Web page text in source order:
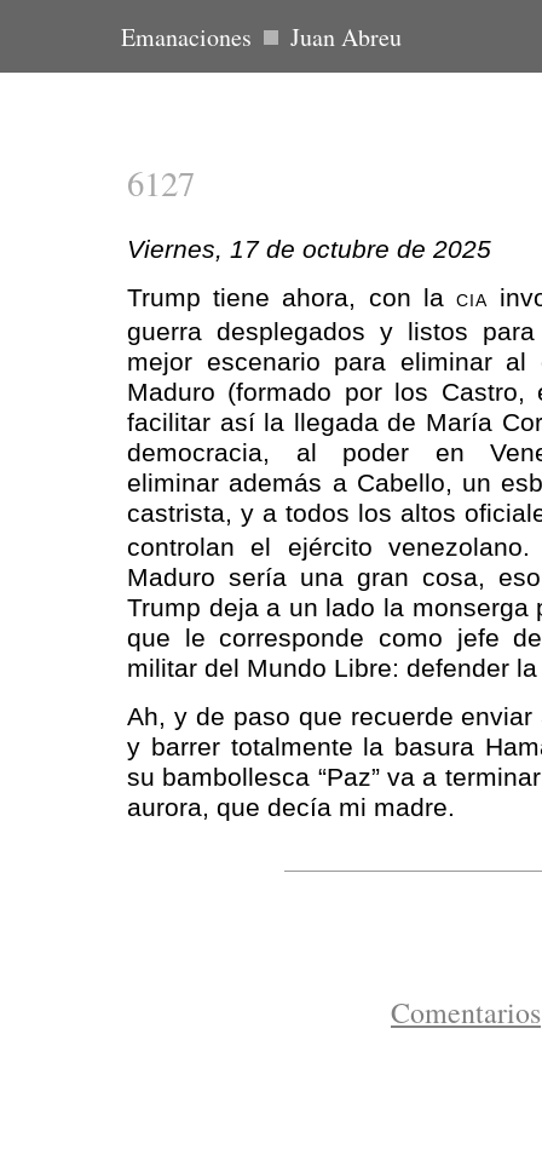
Emanaciones Juan Abreu
6127
Viernes, 17 de octubre de 2025
Trump tiene ahora, con laCIA
guerra desplegados y listos
mejor escenario para eliminar al
Maduro (formado por los
facilitar así la llegada de María
democracia, al poder en
eliminar además a Cabello, un
castrista, y a todos los altos
controlan el ejército
Maduro sería una gran cosa,
Trump deja a un lado la monserga
que le corresponde como jefe
militar del Mundo Libre: defender
Ah, y de paso que recuerde
y barrer totalmente la basura
su bambollesca “Paz” va a
aurora, que decía mi madre.
Comentarios